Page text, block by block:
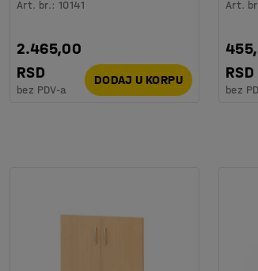
Art. br.:10141
2.465,00
RSD
bez PDV-a
DODAJ U KORPU
Art.
RSD
bez